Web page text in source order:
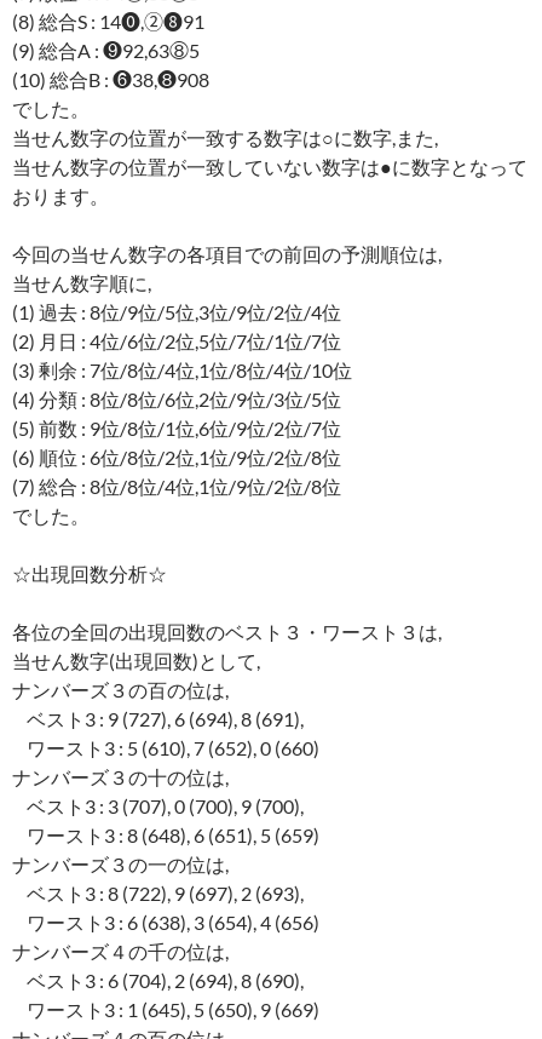
(8) 総合S : 14⓿,②❽91
(9) 総合A : ❾92,63⑧5
(10) 総合B : ❻38,❽908
でした。
当せん数字の位置が一致する数字は○に数字,また,
当せん数字の位置が一致していない数字は●に数字となって
おります。
今回の当せん数字の各項目での前回の予測順位は,
当せん数字順に,
(1) 過去 : 8位/9位/5位,3位/9位/2位/4位
(2) 月日 : 4位/6位/2位,5位/7位/1位/7位
(3) 剰余 : 7位/8位/4位,1位/8位/4位/10位
(4) 分類 : 8位/8位/6位,2位/9位/3位/5位
(5) 前数 : 9位/8位/1位,6位/9位/2位/7位
(6) 順位 : 6位/8位/2位,1位/9位/2位/8位
(7) 総合 : 8位/8位/4位,1位/9位/2位/8位
でした。
☆出現回数分析☆
各位の全回の出現回数のベスト３・ワースト３は,
当せん数字(出現回数)として,
ナンバーズ３の百の位は,
ベスト3 : 9 (727), 6 (694), 8 (691),
ワースト3 : 5 (610), 7 (652), 0 (660)
ナンバーズ３の十の位は,
ベスト3 : 3 (707), 0 (700), 9 (700),
ワースト3 : 8 (648), 6 (651), 5 (659)
ナンバーズ３の一の位は,
ベスト3 : 8 (722), 9 (697), 2 (693),
ワースト3 : 6 (638), 3 (654), 4 (656)
ナンバーズ４の千の位は,
ベスト3 : 6 (704), 2 (694), 8 (690),
ワースト3 : 1 (645), 5 (650), 9 (669)